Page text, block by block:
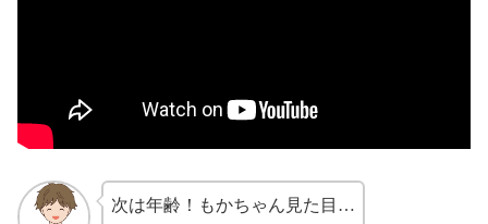
次は年齢！もかちゃん見た目…